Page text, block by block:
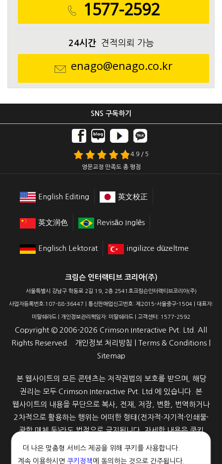
1577-2592
24시간견적의뢰 가능
enago@enago.co.kr
더 나은 맞춤형 서비스 제공을 위해 쿠키를 사용합니다.
계속 이용하시면 쿠키정책 에 동의하는 것으로 간주됩니다.
SNS 구독하기
4.9 / 5
영문교정 만족도 총 평점
English Editing 英文校正
英文润色 Revisão Inglês
Englisch Lektorat ingilizce düzeltme
크림슨 인터랙티브 코리아(주)
서울특별시 강남구 학동로 2길 19, 2층 2541호크림슨인터랙티브코리아(주)
사업자등록번호:107-88-36447 | 통신판매업신고번호: 제2015-서울중구-1504 | 대표자:
미딸쉐라드 | 개인정보관리책임자: 미딸쉐라드 | 고객센터: 1577-2592
Copyright © 2006-2026 Crimson Interactive Pvt. Ltd. All
Rights Reserved. 개인정보 처리방침 Terms & Conditions
Sitemap
본 웹사이트의 모든 콘텐츠는 저작권법의 보호를 받으며, 해당
권리는 모두 Crimson Interactive Pvt. Ltd.에 있습니다. 본
웹사이트의 내용을 무단으로 복사, 전재, 저장, 변환, 번역하거나
2차적으로 활용하는 행위는 어떠한 형태(전자적·자기적·인쇄물·
광학 매체 등)라도 법적으로 금지됩니다. 자세한 내용은 쿠키
정책을 참고해 주세요.